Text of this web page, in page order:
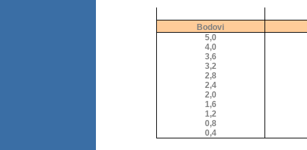
Bodovi
5,0
4,0
3,6
3,2
2,8
2,4
2,0
1,6
1,2
0,8
0,4